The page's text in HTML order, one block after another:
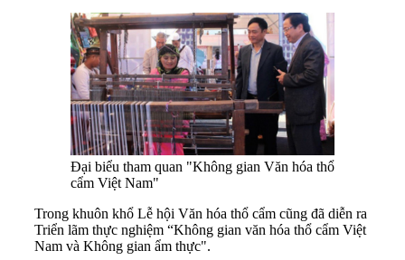
Đại biểu tham quan "Không gian Văn hóa thổ
cẩm Việt Nam"
Trong khuôn khổ Lễ hội Văn hóa thổ cẩm cũng đã diễn ra
Triển lãm thực nghiệm “Không gian văn hóa thổ cẩm Việt
Nam và Không gian ẩm thực".